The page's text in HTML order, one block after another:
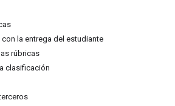
la entrega del estudiante
rúbricas
clasificación